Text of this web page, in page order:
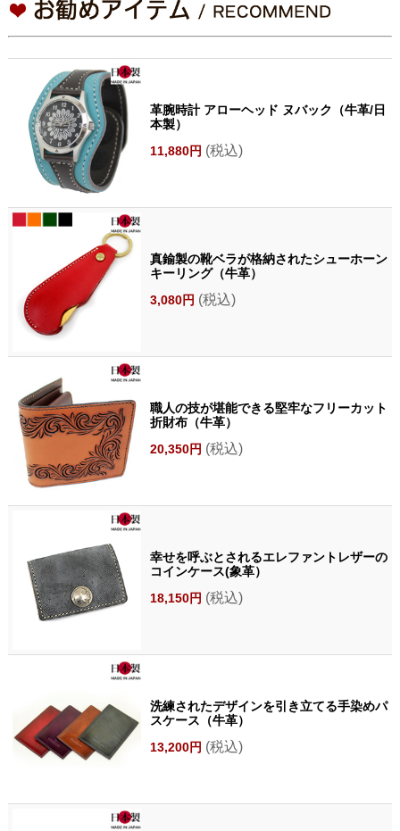
革腕時計 アローヘッド ヌバック（牛革/日
本製）
11,880円 (税込)
真鍮製の靴ベラが格納されたシューホーン
キーリング（牛革）
3,080円 (税込)
職人の技が堪能できる堅牢なフリーカット
折財布（牛革）
20,350円 (税込)
幸せを呼ぶとされるエレファントレザーの
コインケース(象革）
18,150円 (税込)
洗練されたデザインを引き立てる手染めパ
スケース（牛革）
13,200円 (税込)